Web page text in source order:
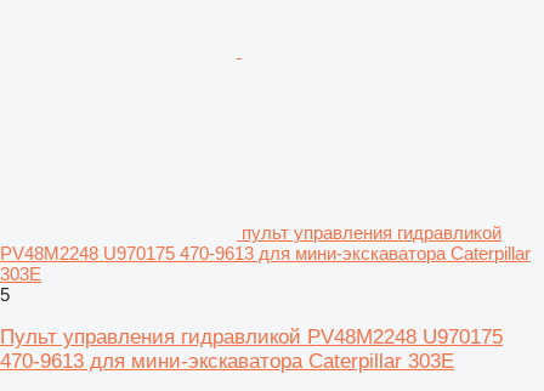
пульт управления гидравликой
PV48M2248 U970175 470-9613 для мини-экскаватора Caterpillar
303E
5
Пульт управления гидравликой PV48M2248 U970175
470-9613 для мини-экскаватора Caterpillar 303E